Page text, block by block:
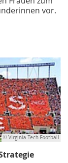
vor.
© Virginia Tech Football